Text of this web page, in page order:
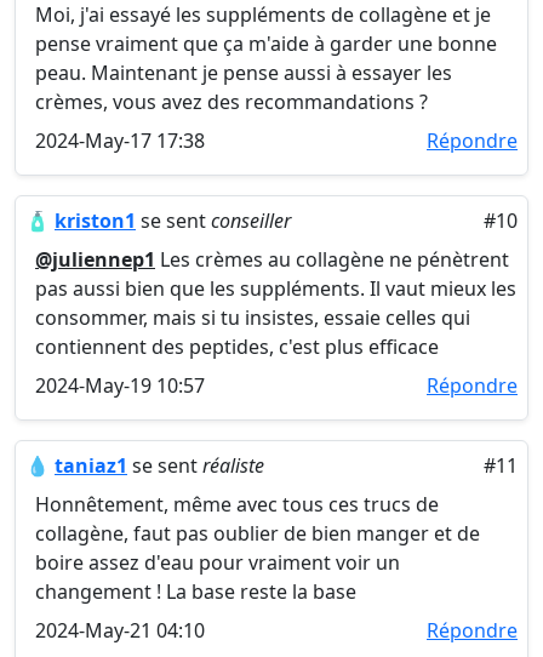
Moi, j'ai essayé les suppléments de collagène et je
pense vraiment que ça m'aide à garder une bonne
peau. Maintenant je pense aussi à essayer les
crèmes, vous avez des recommandations ?
2024-May-17 17:38
Répondre
🧴 kriston1 se sentconseiller
#10
@juliennep1 Les crèmes au collagène ne pénètrent
pas aussi bien que les suppléments. Il vaut mieux les
consommer, mais si tu insistes, essaie celles qui
contiennent des peptides, c'est plus efficace
2024-May-19 10:57
Répondre
💧 taniaz1 se sentréaliste
#11
Honnêtement, même avec tous ces trucs de
collagène, faut pas oublier de bien manger et de
boire assez d'eau pour vraiment voir un
changement ! La base reste la base
2024-May-21 04:10
Répondre